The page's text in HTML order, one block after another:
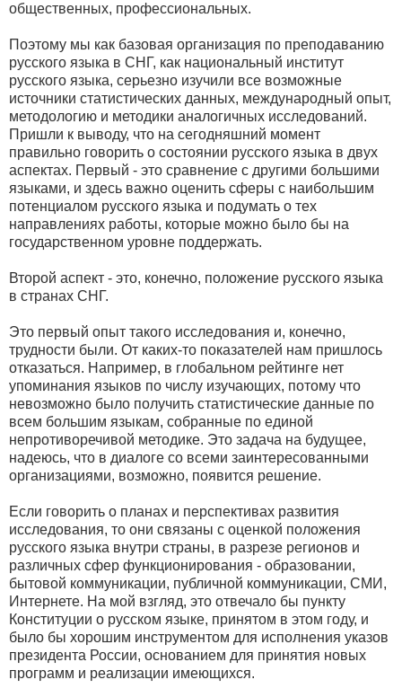
общественных, профессиональных.
Поэтому мы как базовая организация по преподаванию
русского языка в СНГ, как национальный институт
русского языка, серьезно изучили все возможные
источники статистических данных, международный опыт,
методологию и методики аналогичных исследований.
Пришли к выводу, что на сегодняшний момент
правильно говорить о состоянии русского языка в двух
аспектах. Первый - это сравнение с другими большими
языками, и здесь важно оценить сферы с наибольшим
потенциалом русского языка и подумать о тех
направлениях работы, которые можно было бы на
государственном уровне поддержать.
Второй аспект - это, конечно, положение русского языка
в странах СНГ.
Это первый опыт такого исследования и, конечно,
трудности были. От каких-то показателей нам пришлось
отказаться. Например, в глобальном рейтинге нет
упоминания языков по числу изучающих, потому что
невозможно было получить статистические данные по
всем большим языкам, собранные по единой
непротиворечивой методике. Это задача на будущее,
надеюсь, что в диалоге со всеми заинтересованными
организациями, возможно, появится решение.
Если говорить о планах и перспективах развития
исследования, то они связаны с оценкой положения
русского языка внутри страны, в разрезе регионов и
различных сфер функционирования - образовании,
бытовой коммуникации, публичной коммуникации, СМИ,
Интернете. На мой взгляд, это отвечало бы пункту
Конституции о русском языке, принятом в этом году, и
было бы хорошим инструментом для исполнения указов
президента России, основанием для принятия новых
программ и реализации имеющихся.